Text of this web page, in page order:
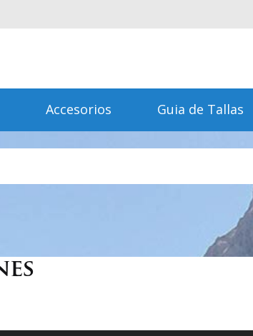
Accesorios Guia de Tallas